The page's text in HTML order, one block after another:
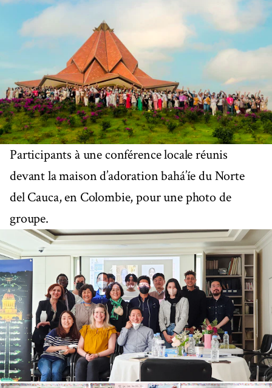
Participants à une conférence locale réunis
devant la maison d’adoration bahá’íe du Norte
del Cauca, en Colombie, pour une photo de
groupe.